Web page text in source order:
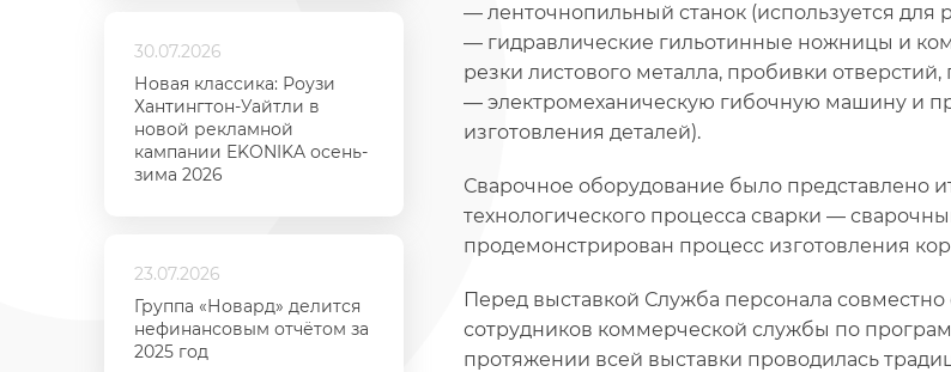
30.07.2026
Новая классика: Роузи
Хантингтон-Уайтли в
новой рекламной
кампании EKONIKA осень-
зима 2026
23.07.2026
Группа «Новард» делится
нефинансовым отчётом за
2025 год
— ленточнопильный станок (используется для
— гидравлические гильотинные ножницы и
резки листового металла, пробивки отверстий,
— электромеханическую гибочную машину и
изготовления деталей).
Сварочное оборудование было представлено
технологического процесса сварки —
продемонстрирован процесс изготовления
Перед выставкой Служба персонала
сотрудников коммерческой службы по
протяжении всей выставки проводилась